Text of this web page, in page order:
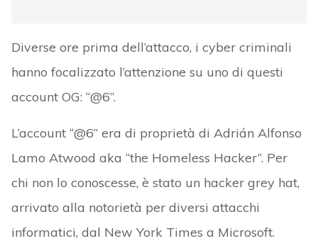
Diverse ore prima dell’attacco, i cyber criminali
hanno focalizzato l’attenzione su uno di questi
account OG: “@6”.
L’account “@6” era di proprietà di Adrián Alfonso
Lamo Atwood aka “the Homeless Hacker”. Per
chi non lo conoscesse, è stato un hacker grey hat,
arrivato alla notorietà per diversi attacchi
informatici, dal New York Times a Microsoft.